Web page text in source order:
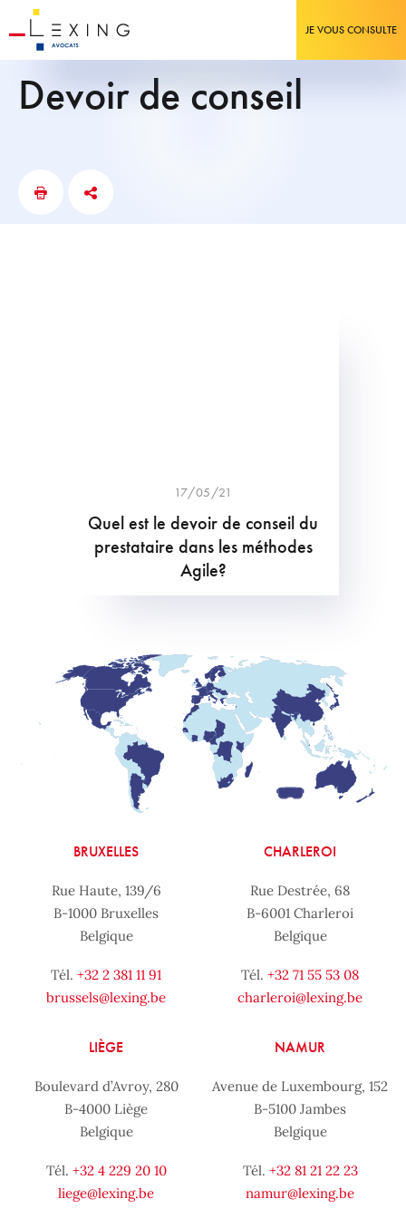
JE VOUS CONSULTE
devoir de conseil
17/05/21
Quel est le devoir de conseil du
prestataire dans les méthodes
Agile?
BRUXELLES
Rue Haute, 139/6
B-1000 Bruxelles
Belgique
Tél. +32 2 381 11 91
brussels@lexing.be
CHARLEROI
Rue Destrée, 68
B-6001 Charleroi
Belgique
Tél. +32 71 55 53 08
charleroi@lexing.be
LIÈGE
Boulevard d’Avroy, 280
B-4000 Liège
Belgique
Tél. +32 4 229 20 10
liege@lexing.be
NAMUR
Avenue de Luxembourg, 152
B-5100 Jambes
Belgique
Tél. +32 81 21 22 23
namur@lexing.be